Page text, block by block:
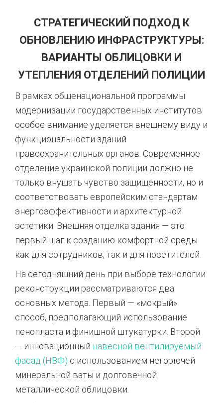
СТРАТЕГИЧЕСКИЙ ПОДХОД К
ОБНОВЛЕНИЮ ИНФРАСТРУКТУРЫ:
ВАРИАНТЫ ОБЛИЦОВКИ И
УТЕПЛЕНИЯ ОТДЕЛЕНИЙ ПОЛИЦИИ
В рамках общенациональной программы
модернизации государственных институтов
особое внимание уделяется внешнему виду и
функциональности зданий
правоохранительных органов. Современное
отделение украинской полиции должно не
только внушать чувство защищенности, но и
соответствовать европейским стандартам
энергоэффективности и архитектурной
эстетики. Внешняя отделка здания — это
первый шаг к созданию комфортной среды
как для сотрудников, так и для посетителей.
На сегодняшний день при выборе технологии
реконструкции рассматриваются два
основных метода. Первый — «мокрый»
способ, предполагающий использование
пенопласта и финишной штукатурки. Второй
— инновационный навесной вентилируемый
фасад (НВФ) с использованием негорючей
минеральной ваты и долговечной
металлической облицовки.